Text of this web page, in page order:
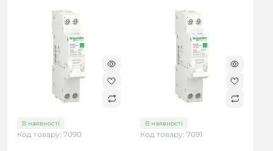
В наявності
Код товару: 7090
В наявності
Код товару: 7091